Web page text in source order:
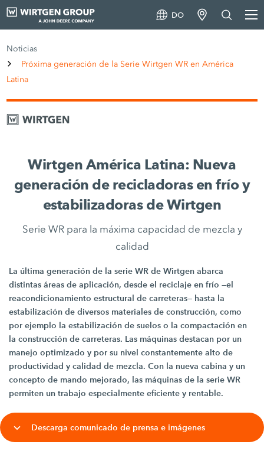
DO
Noticias
Próxima generación de la Serie Wirtgen WR en América
Latina
Wirtgen América Latina: Nueva
generación de recicladoras en frío y
estabilizadoras de Wirtgen
Serie WR para la máxima capacidad de mezcla y
calidad
La última generación de la serie WR de Wirtgen abarca
distintas áreas de aplicación, desde el reciclaje en frío —el
reacondicionamiento estructural de carreteras— hasta la
estabilización de diversos materiales de construcción, como
por ejemplo la estabilización de suelos o la compactación en
la construcción de carreteras. Las máquinas destacan por un
manejo optimizado y por su nivel constantemente alto de
productividad y calidad de mezcla. Con la nueva cabina y un
concepto de mando mejorado, las máquinas de la serie WR
permiten un trabajo especialmente eficiente y rentable.
Descarga comunicado de prensa e imágenes